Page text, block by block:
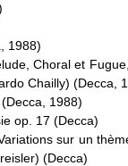
1988)
Choral et
Chailly) (Decca,
1988)
op. 17 (Decca)
sur un
(Decca)